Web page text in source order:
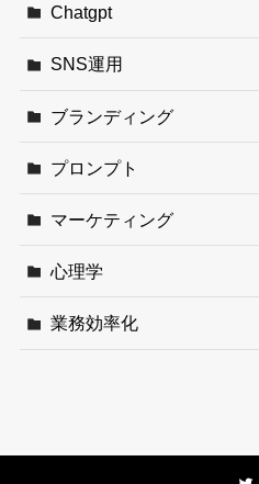
Chatgpt
SNS運用
ブランディング
プロンプト
マーケティング
心理学
業務効率化